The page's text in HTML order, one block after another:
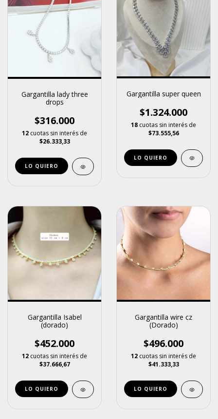
Gargantilla lady three
drops
$316.000
12 cuotas sin interés de
$26.333,33
Gargantilla super queen
$1.324.000
18 cuotas sin interés de
$73.555,56
Gargantilla Isabel
(dorado)
$452.000
12 cuotas sin interés de
$37.666,67
Gargantilla wire cz
(Dorado)
$496.000
12 cuotas sin interés de
$41.333,33